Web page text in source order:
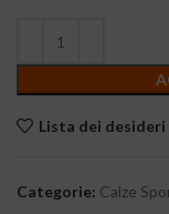
Lista dei desideri
Categorie: Calze